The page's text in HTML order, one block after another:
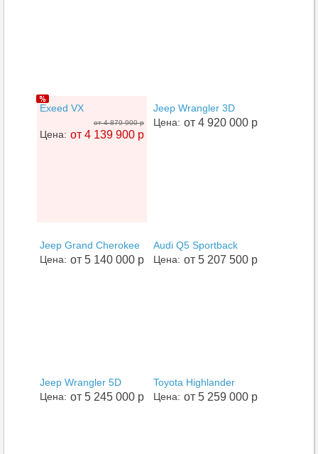
Exeed VX
от 4 879 900 р
от 4 139 900 р
Цена:
Jeep Wrangler 3D
от 4 920 000 р
Цена:
Jeep Grand Cherokee
от 5 140 000 р
Цена:
Audi Q5 Sportback
от 5 207 500 р
Цена:
Jeep Wrangler 5D
от 5 245 000 р
Цена:
Toyota Highlander
от 5 259 000 р
Цена: